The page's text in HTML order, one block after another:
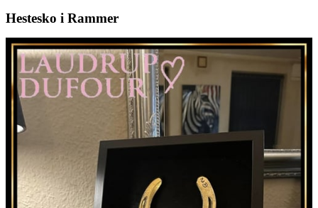
Hestesko i Rammer